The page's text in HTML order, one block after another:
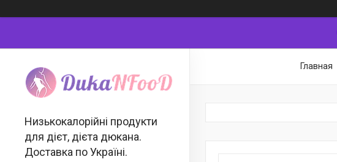
Низькокалорійні продукти
для дієт, дієта дюкана.
Доставка по Україні.
Главная